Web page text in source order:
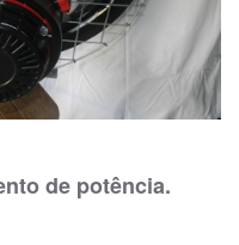
de potência.